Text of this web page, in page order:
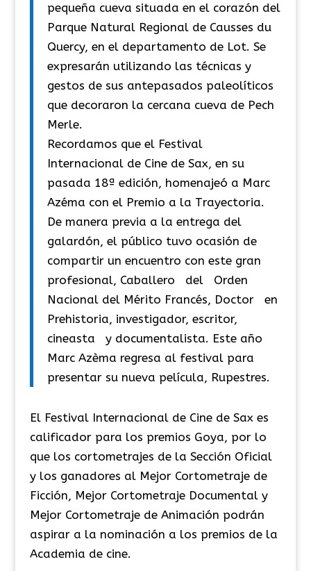
pequeña cueva situada en el corazón del
Parque Natural Regional de Causses du
Quercy, en el departamento de Lot. Se
expresarán utilizando las técnicas y
gestos de sus antepasados paleolíticos
que decoraron la cercana cueva de Pech
Merle.
Recordamos que el Festival
Internacional de Cine de Sax, en su
pasada 18ª edición, homenajeó a Marc
Azéma con el Premio a la Trayectoria.
De manera previa a la entrega del
galardón, el público tuvo ocasión de
compartir un encuentro con este gran
profesional, Caballero del Orden
Nacional del Mérito Francés, Doctor en
Prehistoria, investigador, escritor,
cineasta y documentalista. Este año
Marc Azèma regresa al festival para
presentar su nueva película, Rupestres.
El Festival Internacional de Cine de Sax es
calificador para los premios Goya, por lo
que los cortometrajes de la Sección Oficial
y los ganadores al Mejor Cortometraje de
Ficción, Mejor Cortometraje Documental y
Mejor Cortometraje de Animación podrán
aspirar a la nominación a los premios de la
Academia de cine.